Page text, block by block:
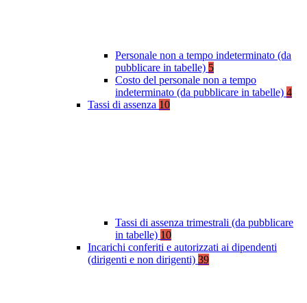
Personale non a tempo indeterminato (da
pubblicare in tabelle) 5
Costo del personale non a tempo
indeterminato (da pubblicare in tabelle) 4
Tassi di assenza 10
Tassi di assenza trimestrali (da pubblicare
in tabelle) 10
Incarichi conferiti e autorizzati ai dipendenti
(dirigenti e non dirigenti) 39